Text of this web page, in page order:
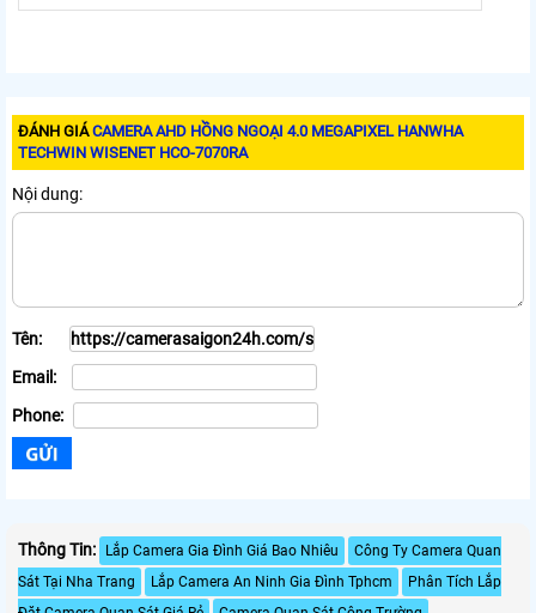
ĐÁNH GIÁCAMERA AHD HỒNG NGOẠI 4.0 MEGAPIXEL HANWHA
TECHWIN WISENET HCO-7070RA
Nội dung:
Tên:
Email:
Phone:
Thông Tin: Lắp Camera Gia Đình Giá Bao Nhiêu
Công Ty Camera Quan
Sát Tại Nha Trang
Lắp Camera An Ninh Gia Đình Tphcm
Phân Tích Lắp